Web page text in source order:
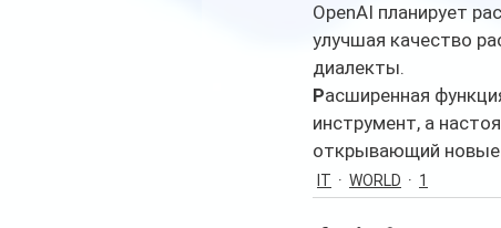
OpenAI планирует
улучшая качество
диалекты.
Расширенная
инструмент, а
открывающий новые
IT WORLD 1